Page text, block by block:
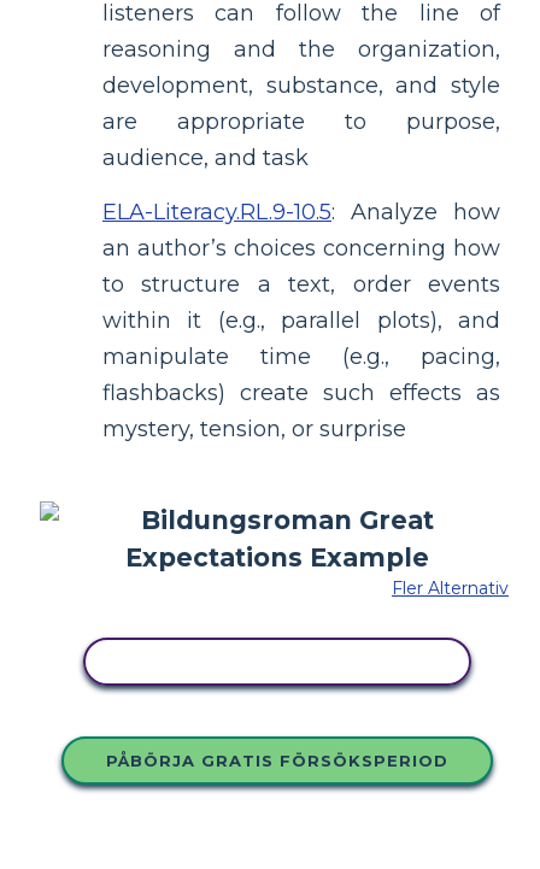
listeners can follow the line of
reasoning and the organization,
development, substance, and style
are appropriate to purpose,
audience, and task
ELA-Literacy.RL.9-10.5: Analyze how
an author’s choices concerning how
to structure a text, order events
within it (e.g., parallel plots), and
manipulate time (e.g., pacing,
flashbacks) create such effects as
mystery, tension, or surprise
Fler Alternativ
PÅBÖRJA GRATIS FÖRSÖKSPERIOD